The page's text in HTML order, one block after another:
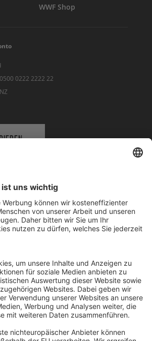
WWF Shop
0222 2222 22
steuerlich geltend gemacht werden
WWF Deutschland, Senatsverwaltung für
976/2
DE 114236103
Als gemeinnützige Körperschaft befreit